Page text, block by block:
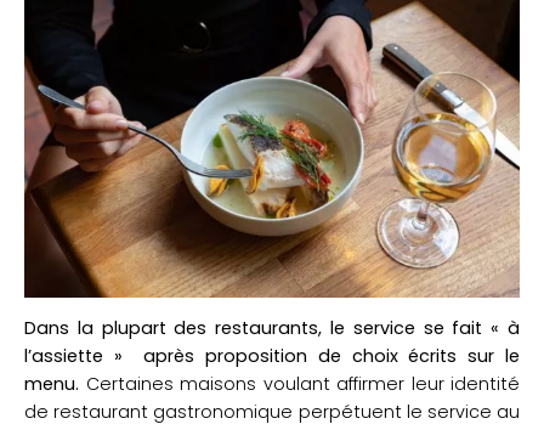
Dans la plupart des restaurants, le service se fait « à
l’assiette » après proposition de choix écrits sur le
menu. Certaines maisons voulant affirmer leur identité
de restaurant gastronomique perpétuent le service au